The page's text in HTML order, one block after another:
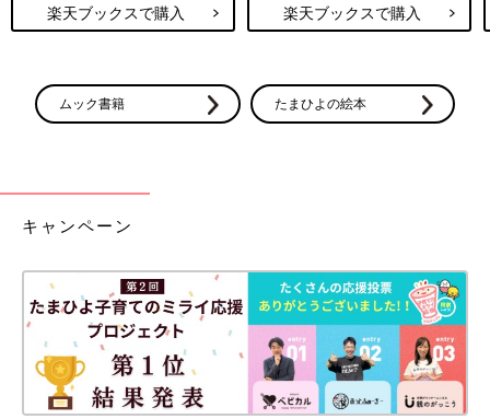
楽天ブックスで購入 楽天ブックスで購入
ムック書籍 たまひよの絵本
キャンペーン